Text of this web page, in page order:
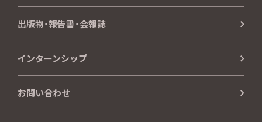
出版物・報告書・会報誌
インターンシップ
お問い合わせ